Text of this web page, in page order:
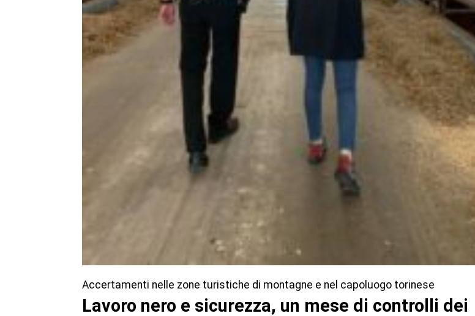
Accertamenti nelle zone turistiche di montagne e nel capoluogo torinese
Lavoro nero e sicurezza, un mese di controlli dei